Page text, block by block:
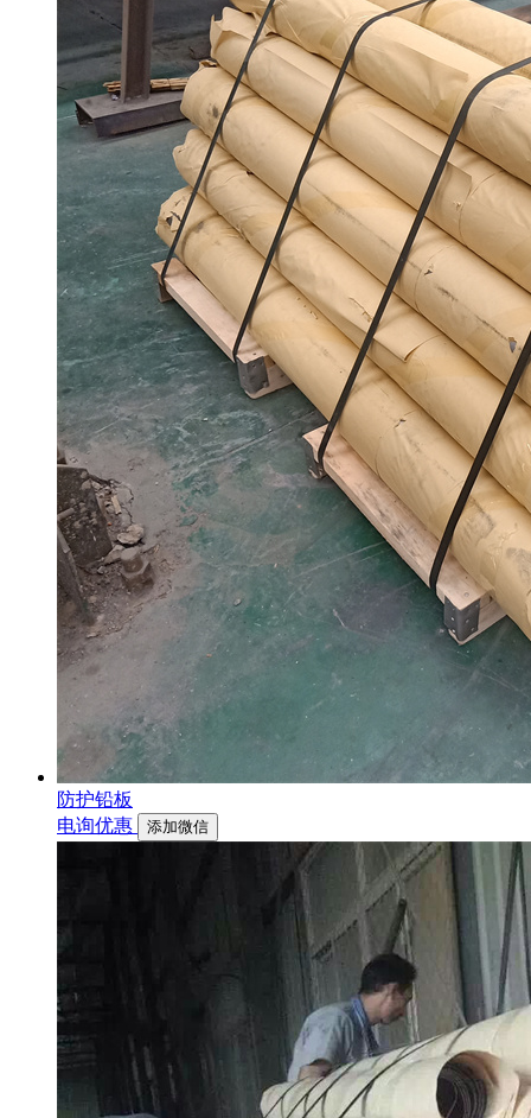
防护铅板
电询优惠
添加微信